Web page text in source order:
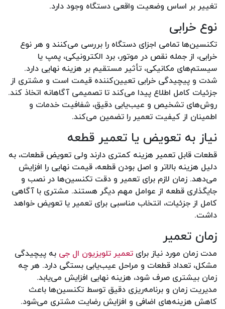
تغییر بر اساس وضعیت واقعی دستگاه وجود دارد.
نوع خرابی
تکنسین‌ها تمامی اجزای دستگاه را بررسی می‌کنند و هر نوع
خرابی، از جمله نقص در موتور، برد الکترونیکی، پمپ یا
سیستم‌های مکانیکی، تأثیر مستقیم بر هزینه نهایی دارد.
شدت و پیچیدگی خرابی تعیین‌کننده قیمت است و مشتری از
جزئیات کامل اطلاع پیدا می‌کند تا تصمیمی آگاهانه اتخاذ کند.
روش‌های تشخیص و عیب‌یابی دقیق، شفافیت خدمات و
اطمینان از کیفیت تعمیر را تضمین می‌کند.
نیاز به تعویض یا تعمیر قطعه
قطعات قابل تعمیر هزینه کمتری دارند ولی تعویض قطعات، به
دلیل هزینه بالاتر و اصل بودن قطعه، قیمت نهایی را افزایش
می‌دهد. زمان لازم برای تعمیر و دقت تکنسین‌ها در نصب و
جایگذاری قطعه از عوامل مهم دیگر هستند. مشتری با آگاهی
کامل از جزئیات، انتخاب مناسبی برای تعمیر یا تعویض خواهد
داشت.
زمان تعمیر
مدت زمان مورد نیاز برای تعمیر تلویزیون ال جی به پیچیدگی
مشکل، تعداد قطعات و مراحل عیب‌یابی بستگی دارد. هر چه
زمان بیشتری صرف شود، هزینه نهایی افزایش می‌یابد.
مدیریت زمان و برنامه‌ریزی دقیق توسط تکنسین‌ها باعث
کاهش هزینه‌های اضافی و افزایش رضایت مشتری می‌شود.